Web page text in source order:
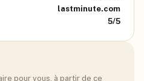
lastminute.com
5/5
pour vous, à partir de ce